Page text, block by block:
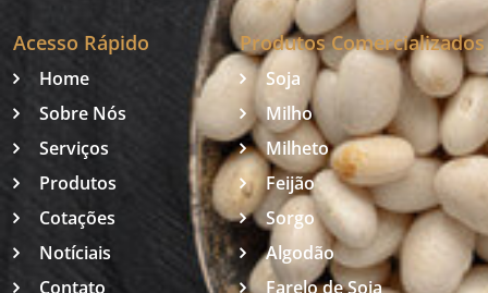
Acesso Rápido
Home
Sobre Nós
Serviços
Produtos
Cotações
Notíciais
Contato
Produtos Comercializados
Soja
Milho
Milheto
Feijão
Sorgo
Algodão
Farelo de Soja